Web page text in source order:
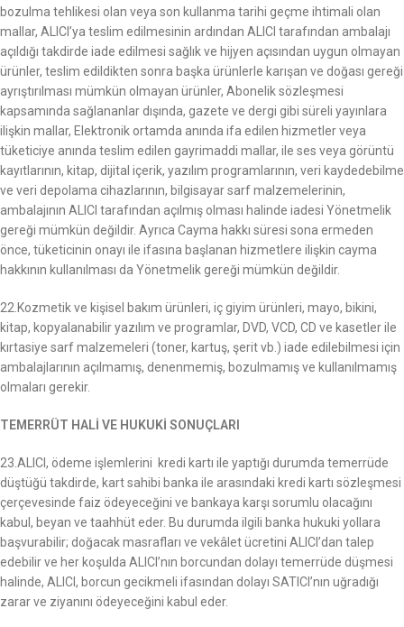
bozulma tehlikesi olan veya son kullanma tarihi geçme ihtimali olan
mallar, ALICI’ya teslim edilmesinin ardından ALICI tarafından ambalajı
açıldığı takdirde iade edilmesi sağlık ve hijyen açısından uygun olmayan
ürünler, teslim edildikten sonra başka ürünlerle karışan ve doğası gereği
ayrıştırılması mümkün olmayan ürünler, Abonelik sözleşmesi
kapsamında sağlananlar dışında, gazete ve dergi gibi süreli yayınlara
ilişkin mallar, Elektronik ortamda anında ifa edilen hizmetler veya
tüketiciye anında teslim edilen gayrimaddi mallar, ile ses veya görüntü
kayıtlarının, kitap, dijital içerik, yazılım programlarının, veri kaydedebilme
ve veri depolama cihazlarının, bilgisayar sarf malzemelerinin,
ambalajının ALICI tarafından açılmış olması halinde iadesi Yönetmelik
gereği mümkün değildir. Ayrıca Cayma hakkı süresi sona ermeden
önce, tüketicinin onayı ile ifasına başlanan hizmetlere ilişkin cayma
hakkının kullanılması da Yönetmelik gereği mümkün değildir.
22.Kozmetik ve kişisel bakım ürünleri, iç giyim ürünleri, mayo, bikini,
kitap, kopyalanabilir yazılım ve programlar, DVD, VCD, CD ve kasetler ile
kırtasiye sarf malzemeleri (toner, kartuş, şerit vb.) iade edilebilmesi için
ambalajlarının açılmamış, denenmemiş, bozulmamış ve kullanılmamış
olmaları gerekir.
TEMERRÜT HALİ VE HUKUKİ SONUÇLARI
23.ALICI, ödeme işlemlerini kredi kartı ile yaptığı durumda temerrüde
düştüğü takdirde, kart sahibi banka ile arasındaki kredi kartı sözleşmesi
çerçevesinde faiz ödeyeceğini ve bankaya karşı sorumlu olacağını
kabul, beyan ve taahhüt eder. Bu durumda ilgili banka hukuki yollara
başvurabilir; doğacak masrafları ve vekâlet ücretini ALICI’dan talep
edebilir ve her koşulda ALICI’nın borcundan dolayı temerrüde düşmesi
halinde, ALICI, borcun gecikmeli ifasından dolayı SATICI’nın uğradığı
zarar ve ziyanını ödeyeceğini kabul eder.